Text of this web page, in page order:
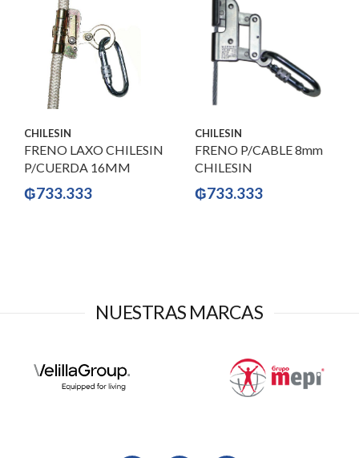
CHILESIN
FRENO LAXO CHILESIN
P/CUERDA 16MM
₲733.333
CHILESIN
FRENO P/CABLE 8mm
CHILESIN
₲733.333
NUESTRAS MARCAS